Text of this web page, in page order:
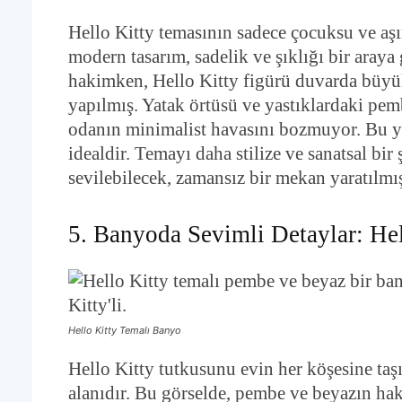
Hello Kitty temasının sadece çocuksu ve
modern tasarım, sadelik ve şıklığı bir
hakimken, Hello Kitty figürü duvarda
yapılmış. Yatak örtüsü ve yastıklardaki
odanın minimalist havasını bozmuyor. Bu
idealdir. Temayı daha stilize ve sanatsal
sevilebilecek, zamansız bir mekan
5. Banyoda Sevimli Detaylar:
Hello Kitty Temalı Banyo
Hello Kitty tutkusunu evin her köşesine
alanıdır. Bu görselde, pembe ve beyazın